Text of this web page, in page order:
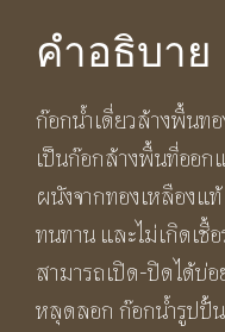
คำอธิบาย
ก๊อกน้ำเดี่ยวล้างพื้นท
เป็นก๊อกล้างพื้นที่ออ
ผนังจากทองเหลืองแ
ทนทาน และไม่เกิดเชื้
สามารถเปิด-ปิดได้บ่
หลุดลอก ก๊อกน้ำรูปปั้